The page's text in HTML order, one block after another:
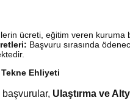
ücreti, eğitim veren kuruma
Başvuru sırasında
Tekne Ehliyeti
Ulaştırma ve